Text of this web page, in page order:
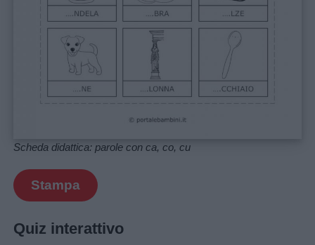
Scheda didattica: parole con ca, co, cu
Stampa
Quiz interattivo